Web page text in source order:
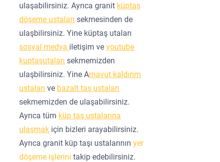
ulaşabilirsiniz. Ayrıca granit küptaş
döşeme ustaları sekmesinden de
ulaşbilirsiniz. Yine küptaş utaları
sosyal medya iletişim veyoutube
kuptaşutaları sekmemizden
ulaşbilirsiniz. Yine Arnavut kaldırım
ustaları ve bazalt taş ustaları
sekmemizden de ulaşabilirsiniz.
Ayrıca tüm küp taş ustalarına
ulaşmak için bizleri arayabilirsiniz.
Ayrıca granit küp taşı ustalarının yer
döşeme işlerini takip edebilirsiniz.